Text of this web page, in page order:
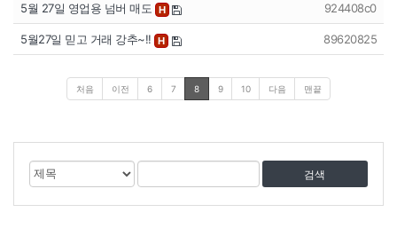
5월 27일 영업용 넘버 매도 H 924408c0
5월27일 믿고 거래 강추~!! H 89620825
처음 이전 6 7 8 9 10 다음 맨끝
게
물
검
색
대
검
어